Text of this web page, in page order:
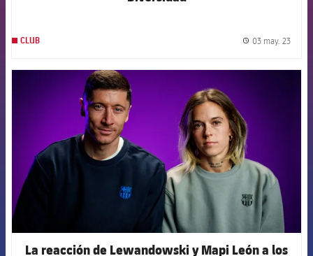
CLUB 03 may. 23
La reacción de Lewandowski y Mapi León a los